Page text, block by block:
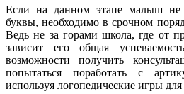
Если на данном этапе малыш не
буквы, необходимо в срочном
Ведь не за горами школа, где от
зависит его общая
возможности получить
попытаться поработать с
используя логопедические игры для